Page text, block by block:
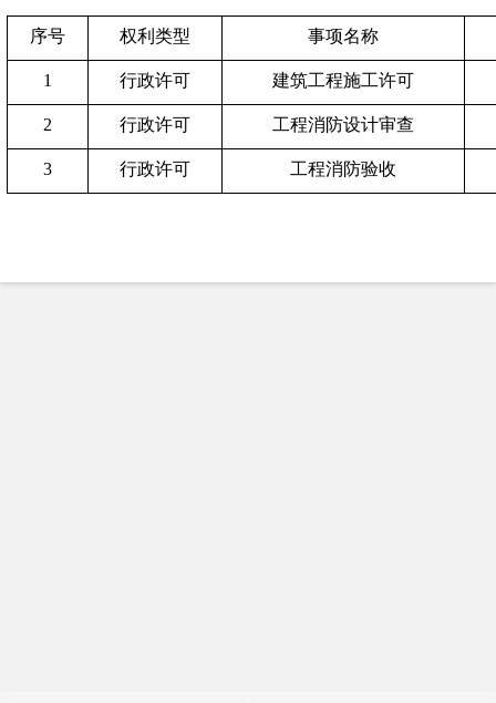
序号 权利类型 事项名称
1 行政许可 建筑工程施工许可
2 行政许可 工程消防设计审查
3 行政许可 工程消防验收